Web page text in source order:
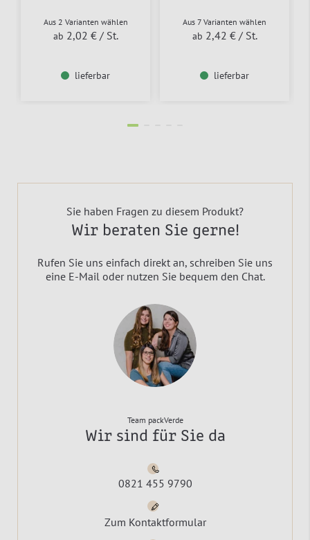
Aus 2 Varianten wählen
ab 2,02 € / St.
lieferbar
Aus 7 Varianten wählen
ab 2,42 € / St.
lieferbar
Sie haben Fragen zu diesem Produkt?
Wir beraten Sie gerne!
Rufen Sie uns einfach direkt an, schreiben Sie uns
eine E-Mail oder nutzen Sie bequem den Chat.
Team packVerde
Wir sind für Sie da
0821 455 9790
Zum Kontaktformular